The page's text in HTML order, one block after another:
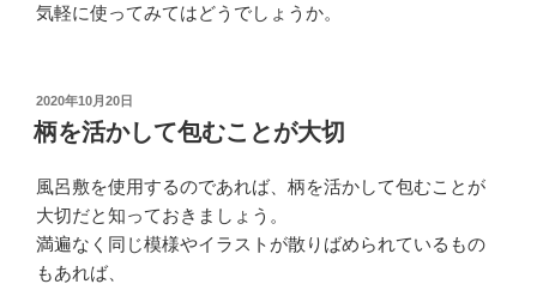
気軽に使ってみてはどうでしょうか。
投
稿
日:
2020年10月20日
柄を活かして包むことが大切
風呂敷を使用するのであれば、柄を活かして包むことが
大切だと知っておきましょう。
満遍なく同じ模様やイラストが散りばめられているもの
もあれば、